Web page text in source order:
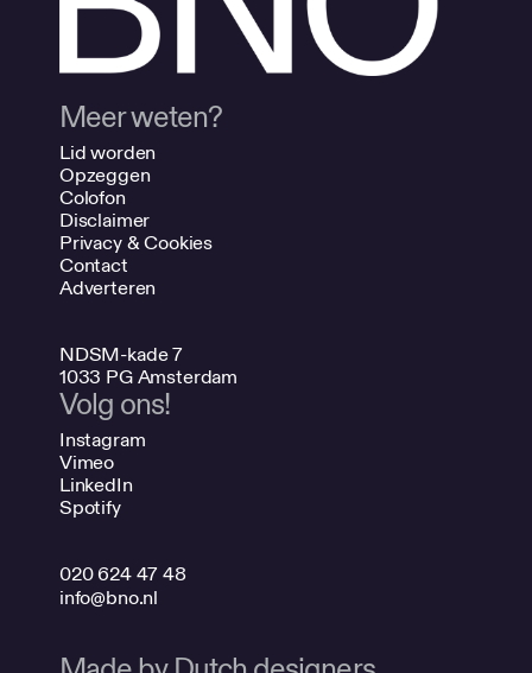
Meer weten?
Lid worden
Opzeggen
Colofon
Disclaimer
Privacy & Cookies
Contact
Adverteren
NDSM-kade 7
1033 PG Amsterdam
Volg ons!
Instagram
Vimeo
LinkedIn
Spotify
020 624 47 48
info@bno.nl